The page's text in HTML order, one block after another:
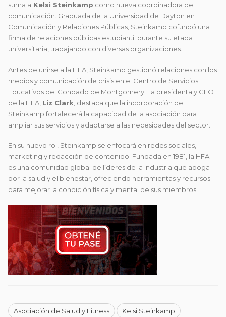
suma a Kelsi Steinkamp como nueva coordinadora de
comunicación. Graduada de la Universidad de Dayton en
Comunicación y Relaciones Públicas, Steinkamp cofundó una
firma de relaciones públicas estudiantil durante su etapa
universitaria, trabajando con diversas organizaciones.
Antes de unirse a la HFA, Steinkamp gestionó relaciones con los
medios y comunicación de crisis en el Centro de Servicios
Educativos del Condado de Montgomery. La presidenta y CEO
de la HFA, Liz Clark , destaca que la incorporación de
Steinkamp fortalecerá la capacidad de la asociación para
ampliar sus servicios y adaptarse a las necesidades del sector.
En su nuevo rol, Steinkamp se enfocará en redes sociales,
marketing y redacción de contenido. Fundada en 1981, la HFA
es una comunidad global de líderes de la industria que aboga
por la salud y el bienestar, ofreciendo herramientas y recursos
para mejorar la condición física y mental de sus miembros.
Asociación de Salud y Fitness Kelsi Steinkamp